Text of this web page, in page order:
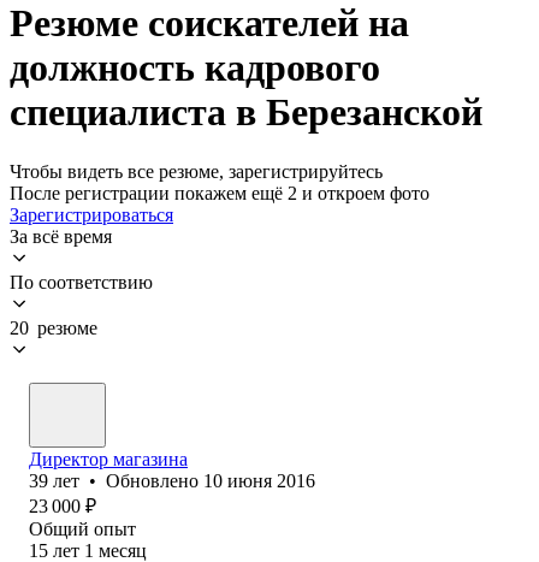
Резюме соискателей на
должность кадрового
специалиста в Березанской
Чтобы видеть все резюме, зарегистрируйтесь
После регистрации покажем ещё 2 и откроем фото
Зарегистрироваться
За всё время
По соответствию
20 резюме
Директор магазина
39 лет • Обновлено 10 июня 2016
23 000 ₽
Общий опыт
15 лет 1 месяц